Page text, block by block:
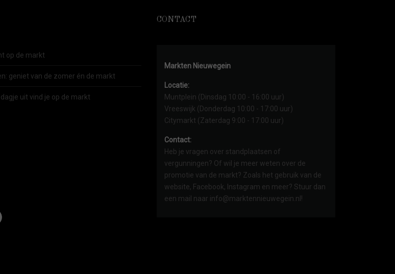
op de markt
geniet van de zomer én de markt
uit vind je op de markt
CONTACT
Markten Nieuwegein
Locatie:
Muntplein (Dinsdag 10:00 - 16:00 uur)
Vreeswijk (Donderdag 10:00 - 17:00 uur)
Citymarkt (Zaterdag 9:00 - 17:00 uur)
Contact:
Heb je vragen over standplaatsen of
vergunningen? Of wil je meer weten over de
promotie van de markt? Zoals het gebruik van de
website, Facebook, Instagram en meer? Stuur dan
een mail naar info@marktennieuwegein.nl!